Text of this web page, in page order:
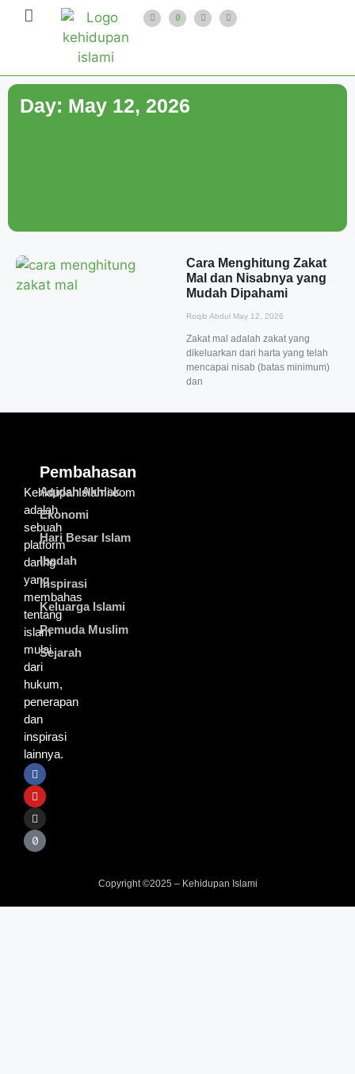
Day: May 12, 2026
Cara Menghitung Zakat
Mal dan Nisabnya yang
Mudah Dipahami
Roqib Abdul May 12, 2026
Zakat mal adalah zakat yang
dikeluarkan dari harta yang telah
mencapai nisab (batas minimum)
dan
KehidupanIslami.com
adalah
sebuah
platform
daring
yang
membahas
tentang
islam
mulai
dari
hukum,
penerapan
dan
inspirasi
lainnya.
Pembahasan
Aqidah Akhlak
Ekonomi
Hari Besar Islam
Ibadah
Inspirasi
Keluarga Islami
Pemuda Muslim
Sejarah
Copyright ©2025 – Kehidupan Islami